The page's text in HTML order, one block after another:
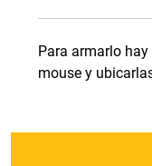
Para armarlo
mouse y